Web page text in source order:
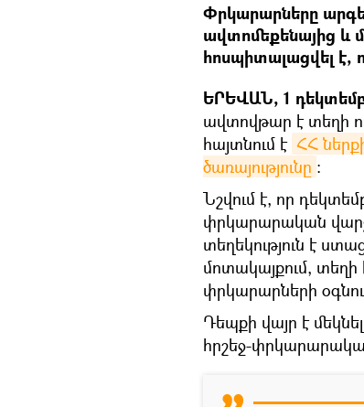
Փրկարարները
ավտոմեքենայից և
հոսպիտալացվել է,
ԵՐԵՎԱՆ, 1
ավտովթար է տեղի
հայտնում է ՀՀ
ծառայությունը ։
Նշվում է, որ
փրկարարական
տեղեկություն է
մոտակայքում,
փրկարարների
Դեպքի վայր է
հրշեջ-